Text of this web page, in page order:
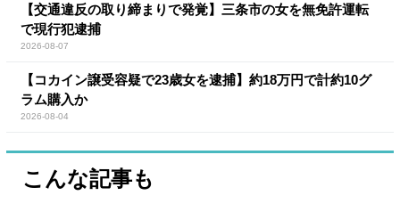
【交通違反の取り締まりで発覚】三条市の女を無免許運転
で現行犯逮捕
2026-08-07
【コカイン譲受容疑で23歳女を逮捕】約18万円で計約10グ
ラム購入か
2026-08-04
こんな記事も